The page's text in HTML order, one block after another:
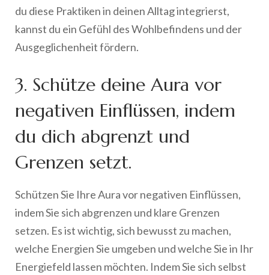
du diese Praktiken in deinen Alltag integrierst,
kannst du ein Gefühl des Wohlbefindens und der
Ausgeglichenheit fördern.
3. Schütze deine Aura vor
negativen Einflüssen, indem
du dich abgrenzt und
Grenzen setzt.
Schützen Sie Ihre Aura vor negativen Einflüssen,
indem Sie sich abgrenzen und klare Grenzen
setzen. Es ist wichtig, sich bewusst zu machen,
welche Energien Sie umgeben und welche Sie in Ihr
Energiefeld lassen möchten. Indem Sie sich selbst